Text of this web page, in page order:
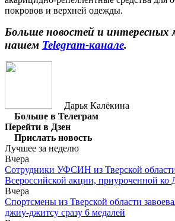
покровов и верхней одежды.
Больше новостей и интересных
нашем Telegram-канале.
Дарья Калёкина
Больше в Телеграм
Перейти в Дзен
Прислать новость
Лучшее за неделю
Вчера
Сотрудники УФСИН из Тверской
Всероссийской акции, приуроченной ко
Вчера
Спортсмены из Тверской области
джиу-джитсу сразу 6 медалей